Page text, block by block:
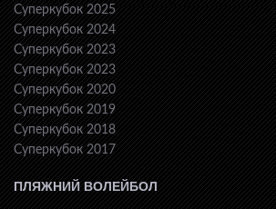
Суперкубок 2025
Суперкубок 2024
Суперкубок 2023
Суперкубок 2023
Суперкубок 2020
Суперкубок 2019
Суперкубок 2018
Суперкубок 2017
ПЛЯЖНИЙ ВОЛЕЙБОЛ